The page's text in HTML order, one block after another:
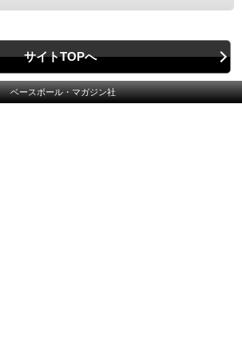
サイトTOPへ
ベースボール・マガジン社